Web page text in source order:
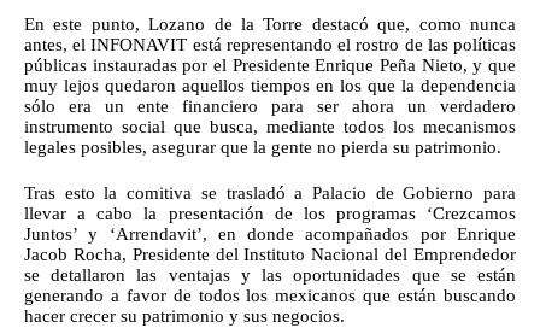
En este punto, Lozano de la Torre destacó que, como nunca
antes, el INFONAVIT está representando el rostro de las políticas
públicas instauradas por el Presidente Enrique Peña Nieto, y que
muy lejos quedaron aquellos tiempos en los que la dependencia
sólo era un ente financiero para ser ahora un verdadero
instrumento social que busca, mediante todos los mecanismos
legales posibles, asegurar que la gente no pierda su patrimonio.
Tras esto la comitiva se trasladó a Palacio de Gobierno para
llevar a cabo la presentación de los programas ‘Crezcamos
Juntos’ y ‘Arrendavit’, en donde acompañados por Enrique
Jacob Rocha, Presidente del Instituto Nacional del Emprendedor
se detallaron las ventajas y las oportunidades que se están
generando a favor de todos los mexicanos que están buscando
hacer crecer su patrimonio y sus negocios.